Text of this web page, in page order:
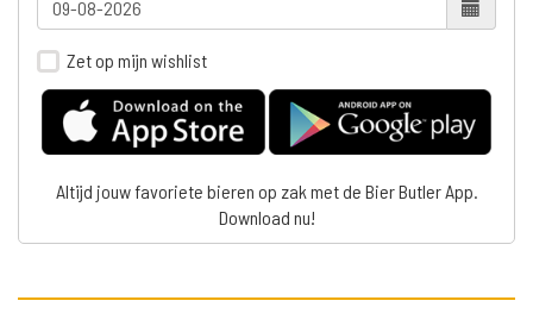
Zet op mijn wishlist
Altijd jouw favoriete bieren op zak met de Bier Butler App.
Download nu!